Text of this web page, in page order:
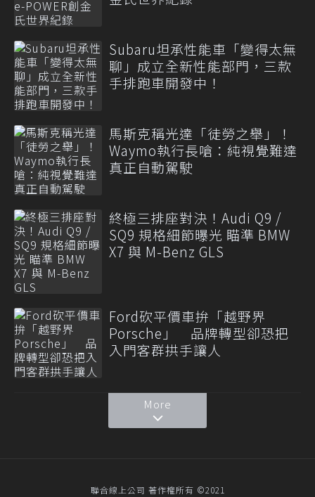
Subaru坦承性能車「變得太無
聊」成立全新性能部門，三款
手排跑車開發中！
馬斯克稱光達「徒勞之舉」！
Waymo執行長嗆：純視覺難達
真正自動駕駛
終極三排座對決！Audi Q9 /
SQ9 規格細節曝光 瞄準 BMW
X7 與 M-Benz GLS
Ford砍平價車拚「越野界
Porsche」 品牌轉型卻恐把
入門客群拱手讓人
More
聯合線上公司 著作權所有 ©2021